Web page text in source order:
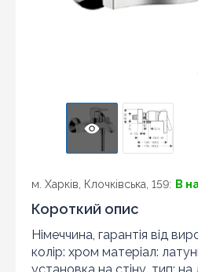
м. Харків, Клочківська, 159: В
Короткий опис
Німеччина, гарантія від
колір: хром матеріал: